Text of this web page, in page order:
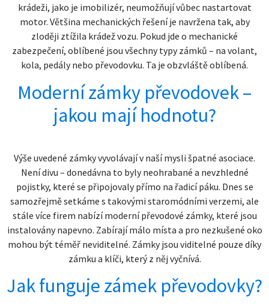
krádeži, jako je imobilizér, neumožňují vůbec nastartovat
motor. Většina mechanických řešení je navržena tak, aby
zloději ztížila krádež vozu. Pokud jde o mechanické
zabezpečení, oblíbené jsou všechny typy zámků – na volant,
kola, pedály nebo převodovku. Ta je obzvláště oblíbená.
Moderní zámky převodovek –
jakou mají hodnotu?
Výše uvedené zámky vyvolávají v naší mysli špatné asociace.
Není divu – donedávna to byly neohrabané a nevzhledné
pojistky, které se připojovaly přímo na řadicí páku. Dnes se
samozřejmě setkáme s takovými staromódními verzemi, ale
stále více firem nabízí moderní převodové zámky, které jsou
instalovány napevno. Zabírají málo místa a pro nezkušené oko
mohou být téměř neviditelné. Zámky jsou viditelné pouze díky
zámku a klíči, který z něj vyčnívá.
Jak funguje zámek převodovky?